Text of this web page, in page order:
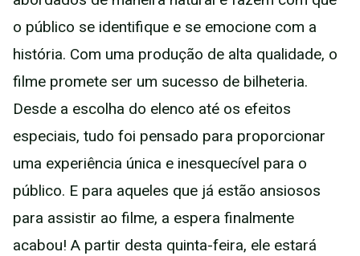
o público se identifique e se emocione com a
história. Com uma produção de alta qualidade, o
filme promete ser um sucesso de bilheteria.
Desde a escolha do elenco até os efeitos
especiais, tudo foi pensado para proporcionar
uma experiência única e inesquecível para o
público. E para aqueles que já estão ansiosos
para assistir ao filme, a espera finalmente
acabou! A partir desta quinta-feira, ele estará